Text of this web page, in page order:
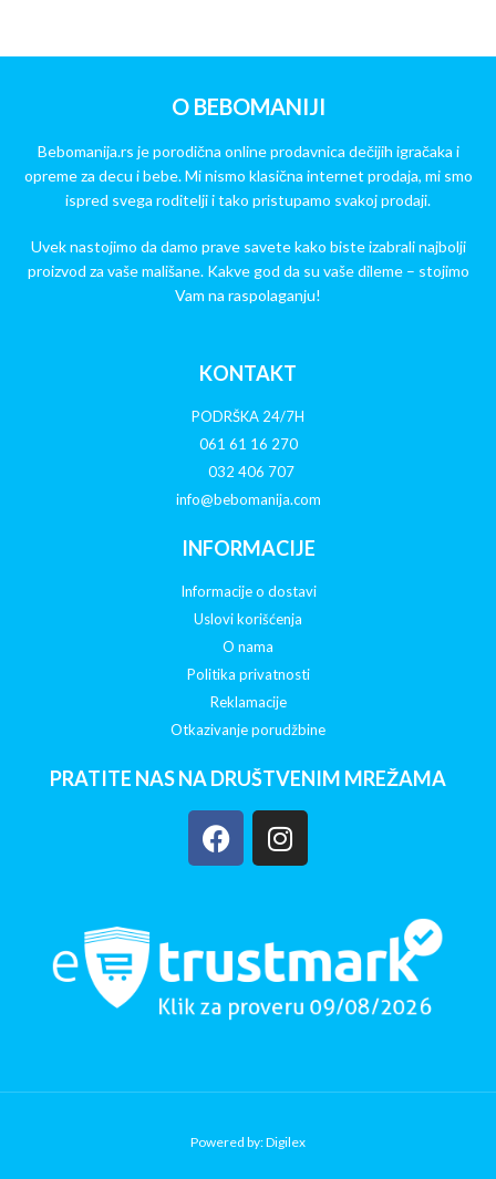
O BEBOMANIJI
Bebomanija.rs je porodična online prodavnica dečijih igračaka i
opreme za decu i bebe. Mi nismo klasična internet prodaja, mi smo
ispred svega roditelji i tako pristupamo svakoj prodaji.
Uvek nastojimo da damo prave savete kako biste izabrali najbolji
proizvod za vaše mališane. Kakve god da su vaše dileme – stojimo
Vam na raspolaganju!
KONTAKT
PODRŠKA 24/7H
061 61 16 270
032 406 707
info@bebomanija.com
INFORMACIJE
Informacije o dostavi
Uslovi korišćenja
O nama
Politika privatnosti
Reklamacije
Otkazivanje porudžbine
PRATITE NAS NA DRUŠTVENIM MREŽAMA
Powered by: Digilex